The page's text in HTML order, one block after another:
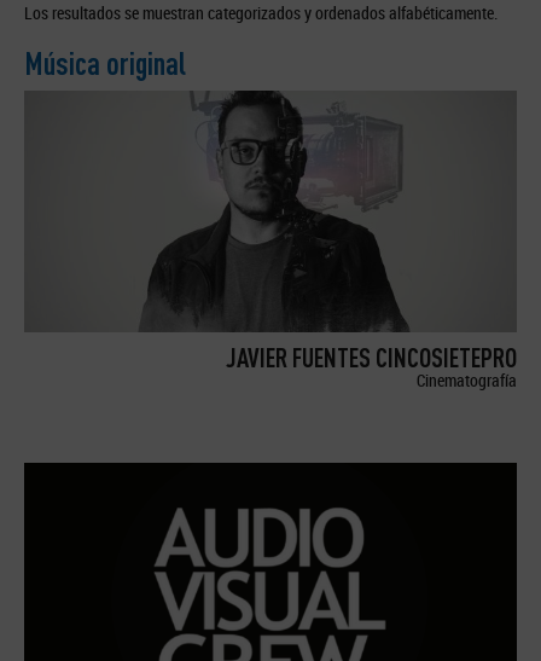
Los resultados se muestran categorizados y ordenados alfabéticamente.
Música original
JAVIER FUENTES CINCOSIETEPRO
Cinematografía